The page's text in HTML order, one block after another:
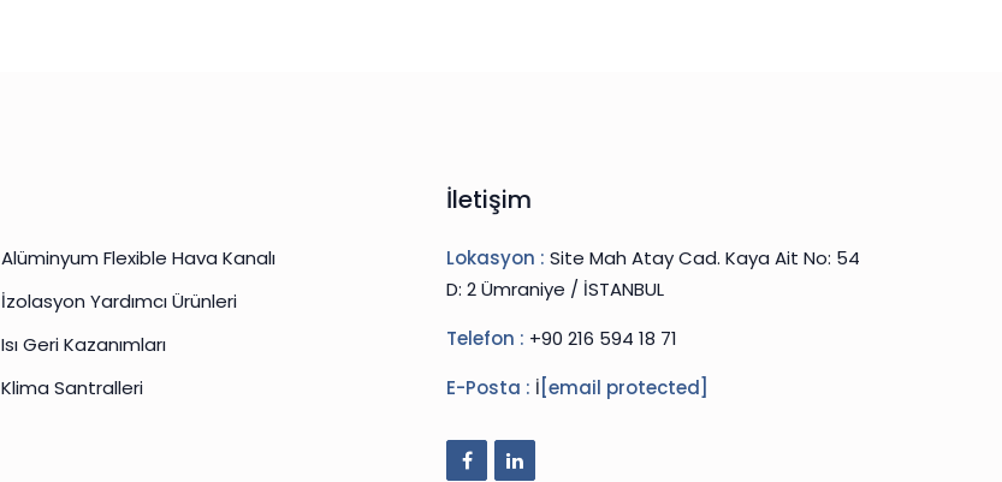
Alüminyum Flexible Hava Kanalı
İzolasyon Yardımcı Ürünleri
Isı Geri Kazanımları
Klima Santralleri
İletişim
Lokasyon : Site Mah Atay Cad. Kaya Ait No: 54
D: 2 Ümraniye / İSTANBUL
Telefon : +90 216 594 18 71
E-Posta : İ[email protected]